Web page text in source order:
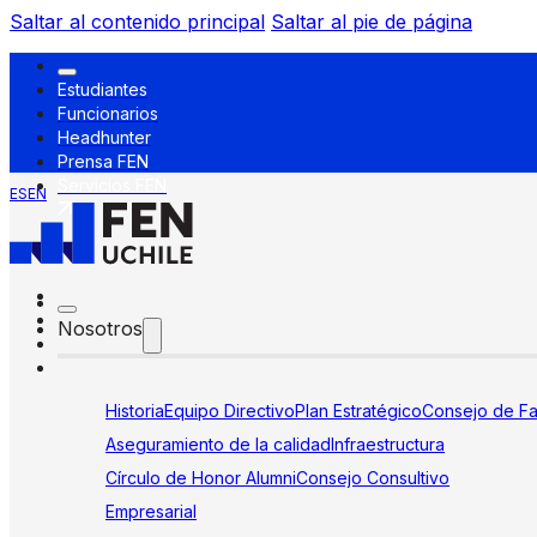
Saltar al contenido principal Saltar al pie de página
Estudiantes
Funcionarios
Headhunter
Prensa FEN
ESEN
Nosotros
HistoriaEquipo DirectivoPlan EstratégicoConsejo de
Aseguramiento de la calidadInfraestructura
Círculo de Honor AlumniConsejo Consultivo
Empresarial